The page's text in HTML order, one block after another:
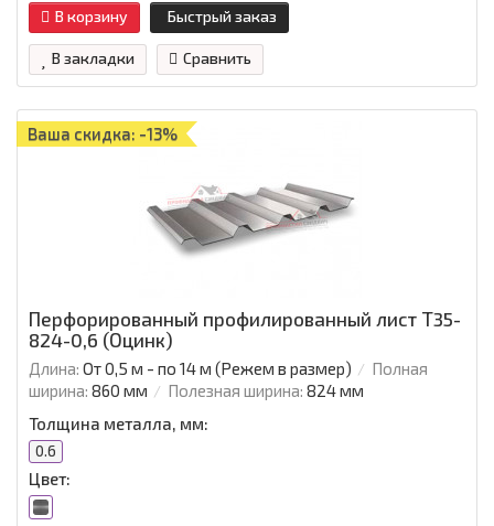
В корзину Быстрый заказ
В закладки Сравнить
Ваша скидка: -13%
Перфорированный профилированный лист Т35-
824-0,6 (Оцинк)
Длина: От 0,5 м - по 14 м (Режем в размер)
Полная
ширина: 860 мм Полезная ширина: 824 мм
Толщина металла, мм:
0.6
Цвет: